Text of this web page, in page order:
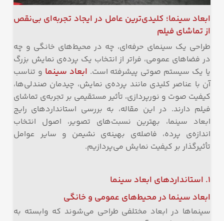
ابعاد سینما؛ کلیدی‌ترین عامل در ایجاد تجربه‌ای بی‌نقص
از تماشای فیلم
طراحی یک سینمای حرفه‌ای، چه در محیط‌های خانگی و چه
در فضاهای عمومی، فراتر از انتخاب یک پرده‌ی نمایش بزرگ
یا یک سیستم صوتی پیشرفته است. ابعاد سینما و تناسب
آن با عناصر کلیدی مانند پرده‌ی نمایش، چیدمان صندلی‌ها،
کیفیت صوت و نورپردازی، تأثیر مستقیمی بر تجربه‌ی تماشای
فیلم دارند. در این مقاله، به بررسی استانداردهای رایج
ابعاد سینما، بهترین نسبت‌های تصویر، اصول انتخاب
اندازه‌ی پرده، فاصله‌ی بهینه‌ی نشیمن و سایر عوامل
تأثیرگذار بر کیفیت نمایش می‌پردازیم.
۱. استانداردهای ابعاد سینما
ابعاد سینما در محیط‌های عمومی و خانگی
سینماها در ابعاد مختلفی طراحی می‌شوند که وابسته به